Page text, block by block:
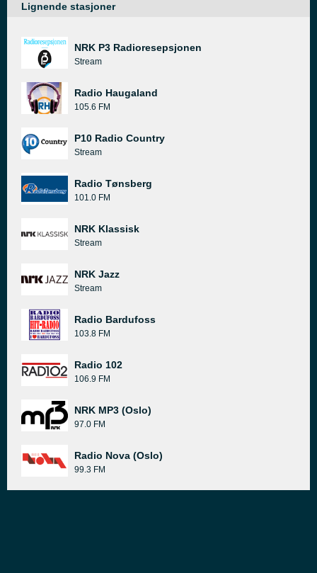
Lignende stasjoner
NRK P3 Radioresepsjonen
Stream
Radio Haugaland
105.6 FM
P10 Radio Country
Stream
Radio Tønsberg
101.0 FM
NRK Klassisk
Stream
NRK Jazz
Stream
Radio Bardufoss
103.8 FM
Radio 102
106.9 FM
NRK MP3 (Oslo)
97.0 FM
Radio Nova (Oslo)
99.3 FM